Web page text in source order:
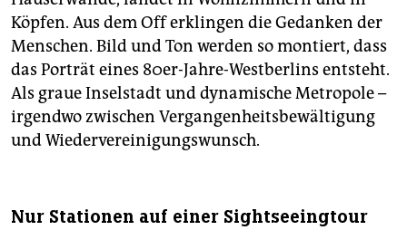
Köpfen. Aus dem Off erklingen die Gedanken der
Menschen. Bild und Ton werden so montiert, dass
das Porträt eines 80er-Jahre-Westberlins entsteht.
Als graue Inselstadt und dynamische Metropole –
irgendwo zwischen Vergangenheitsbewältigung
und Wiedervereinigungswunsch.
Nur Stationen auf einer Sightseeingtour